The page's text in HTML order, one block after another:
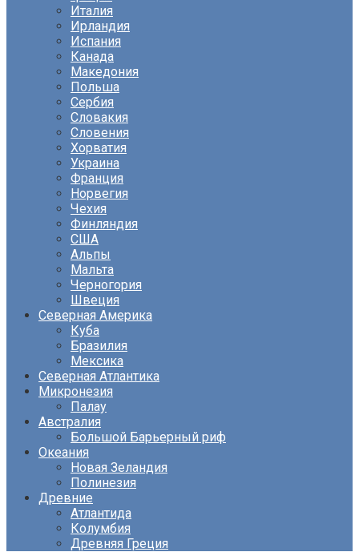
Италия
Ирландия
Испания
Канада
Македония
Польша
Сербия
Словакия
Словения
Хорватия
Украина
Франция
Норвегия
Чехия
Финляндия
США
Альпы
Мальта
Черногория
Швеция
Северная Америка
Куба
Бразилия
Мексика
Северная Атлантика
Микронезия
Палау
Австралия
Большой Барьерный риф
Океания
Новая Зеландия
Полинезия
Древние
Атлантида
Колумбия
Древняя Греция